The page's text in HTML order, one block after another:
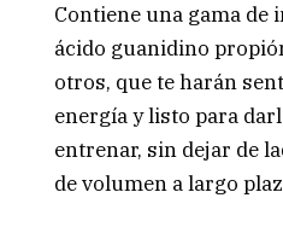
Contiene una gama de
ácido guanidino
otros, que te harán
energía y listo para
entrenar, sin dejar de
de volumen a largo